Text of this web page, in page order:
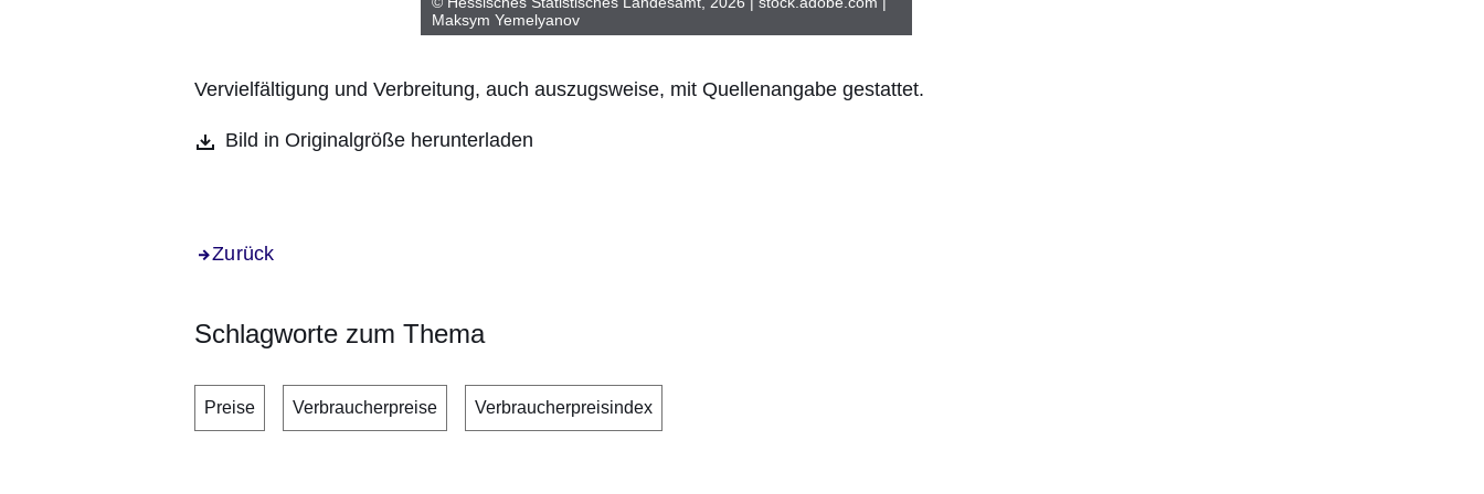
Maksym Yemelyanov
Vervielfältigung und Verbreitung, auch auszugsweise, mit Quellenangabe gestattet.
Bild in Originalgröße herunterladen
Zurück
Schlagworte zum Thema
Preise Verbraucherpreise Verbraucherpreisindex